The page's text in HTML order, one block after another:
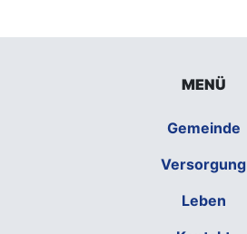
MENÜ
Gemeinde
Versorgung
Leben